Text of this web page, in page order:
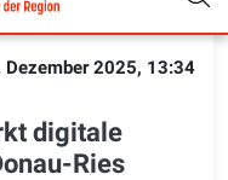
Dezember 2025, 13:34
digitale
Ries